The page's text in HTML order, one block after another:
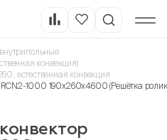
конвекция)
естественная конвекция
RCN2-1000 190х260х4600 (Решётка